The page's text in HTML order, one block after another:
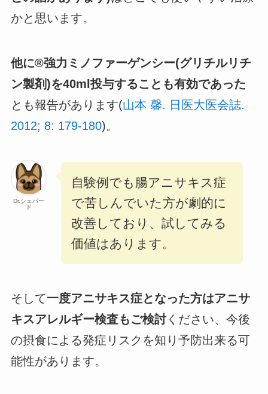
かと思います。
他に®強力ミノファーゲンシー(グリチルリチ
ン製剤)を40ml投与することも有効であった
とも報告があります(山本 馨. 日医大医会誌.
2012; 8: 179-180)。
Dr.シェパー
ド
自験例でも腸アニサキス症
で苦しんでいた方が劇的に
改善しており、試してみる
価値はあります。
そして一度アニサキス症となった方はアニサ
キスアレルギー検査もご検討ください、今後
の摂食による発症リスクを知り予防出来る可
能性があります。